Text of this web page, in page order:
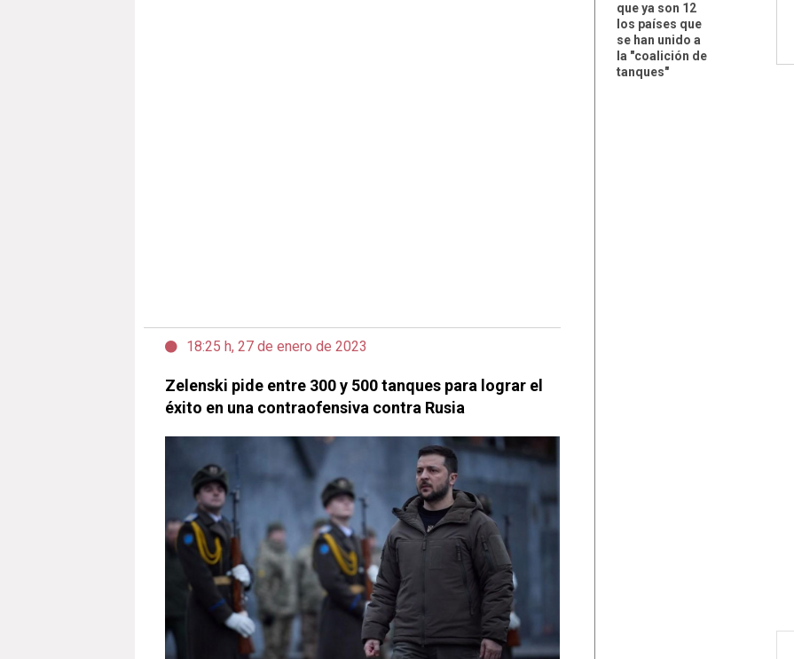
18:25 h, 27 de enero de 2023
Zelenski pide entre 300 y 500 tanques para lograr el
éxito en una contraofensiva contra Rusia
que ya son 12
los países que
se han unido a
la "coalición de
tanques"